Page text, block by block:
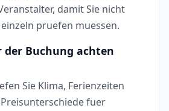
damit Sie nicht
pruefen muessen.
der Buchung achten
Sie Klima, Ferienzeiten
fuer